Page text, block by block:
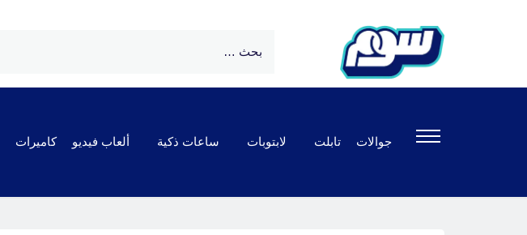
جوالات تابلت لابتوبات ساعات ذكية ألعاب فيديو
كاميرات